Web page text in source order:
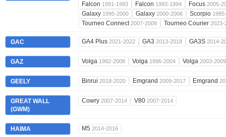
Falcon 1991-1993 Falcon 1993-1994 Focus 2005-
Galaxy 1995-2000 Galaxy 2000-2006 Scorpio
Tourneo Connect2007-2009 Tourneo Courier 2023-
GAC GA4 Plus 2021-2022 GA3 2013-2018 GA3S 2014-
GAZ Volga 1992-2008 Volga 1996-2004 Volga 2003-2009
GEELY Binrui 2018-2020 Emgrand 2009-2017 Emgrand
GREAT WALL
(GWM)
Cowry 2007-2014 V80 2007-2014
HAIMA M5 2014-2016